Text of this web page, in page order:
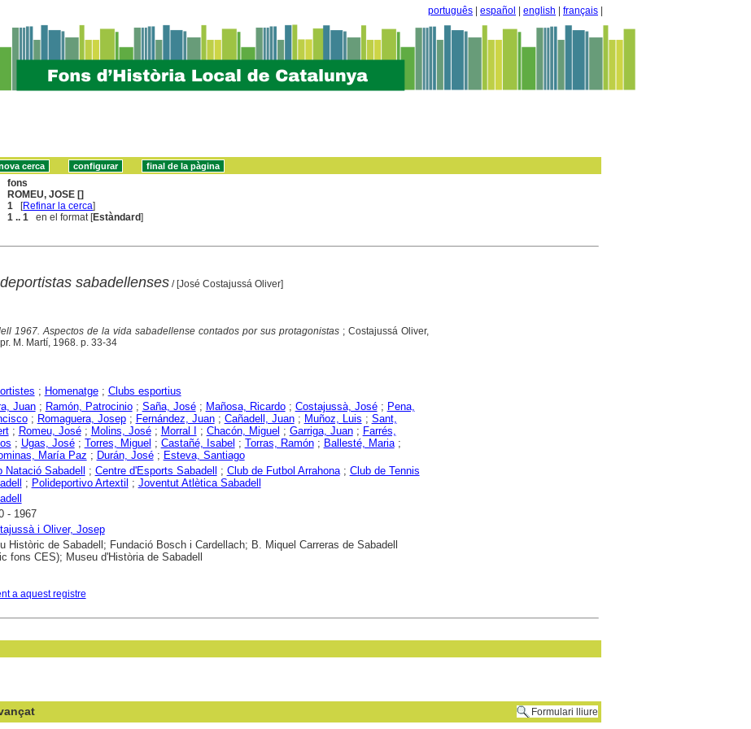
português español english français
fons
ROMEU, JOSE []
1 [Refinar la cerca]
1 .. 1 en el format [Estàndard]
sabadellenses/ [José Costajussá Oliver]
1967. Aspectos de la vida sabadellense contados por sus protagonistas; Costajussá Oliver,
M. Martí, 1968. p. 33-34
; Homenatge; Clubs esportius
Juan; Ramón, Patrocinio; Saña, José; Mañosa, Ricardo; Costajussà, José; Pena,
; Romaguera, Josep; Fernández, Juan; Cañadell, Juan; Muñoz, Luis ; Sant,
; Romeu, José; Molins, José; Morral I ; Chacón, Miguel ; Garriga, Juan; Farrés,
; Ugas, José; Torres, Miguel ; Castañé, Isabel ; Torras, Ramón; Ballesté, Maria;
María Paz ; Durán, José; Esteva, Santiago
Natació Sabadell ; Centre d'Esports Sabadell ; Club de Futbol Arrahona; Club de Tennis
; Polideportivo Artextil ; Joventut Atlètica Sabadell
- 1967
i Oliver, Josep
Històric de Sabadell; Fundació Bosch i Cardellach; B. Miquel Carreras de Sabadell
fons CES); Museu d'Història de Sabadell
a aquest registre
Formulari lliure